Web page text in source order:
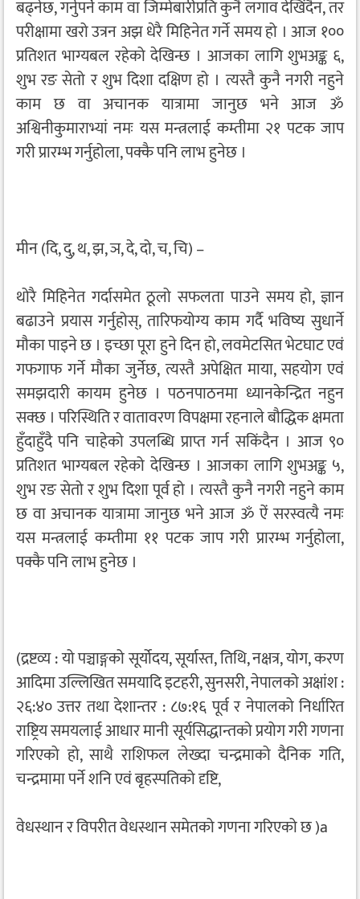
बढ्नेछ, गर्नुपर्ने काम वा जिम्मेबारीप्रति कुनै लगाव देखिंदैन, तर
परीक्षामा खरो उत्रन अझ धेरै मिहिनेत गर्ने समय हो । आज १००
प्रतिशत भाग्यबल रहेको देखिन्छ । आजका लागि शुभअङ्क ६,
शुभ रङ सेतो र शुभ दिशा दक्षिण हो । त्यस्तै कुनै नगरी नहुने
काम छ वा अचानक यात्रामा जानुछ भने आज ॐ
अश्विनीकुमाराभ्यां नमः यस मन्त्रलाई कम्तीमा २१ पटक जाप
गरी प्रारम्भ गर्नुहोला, पक्कै पनि लाभ हुनेछ ।
मीन (दि, दु, थ, झ, ञ, दे, दो, च, चि) –
थोरै मिहिनेत गर्दासमेत ठूलो सफलता पाउने समय हो, ज्ञान
बढाउने प्रयास गर्नुहोस्, तारिफयोग्य काम गर्दै भविष्य सुधार्ने
मौका पाइने छ । इच्छा पूरा हुने दिन हो, लवमेटसित भेटघाट एवं
गफगाफ गर्ने मौका जुर्नेछ, त्यस्तै अपेक्षित माया, सहयोग एवं
समझदारी कायम हुनेछ । पठनपाठनमा ध्यानकेन्द्रित नहुन
सक्छ । परिस्थिति र वातावरण विपक्षमा रहनाले बौद्धिक क्षमता
हुँदाहुँदै पनि चाहेको उपलब्धि प्राप्त गर्न सकिंदैन । आज ९०
प्रतिशत भाग्यबल रहेको देखिन्छ । आजका लागि शुभअङ्क ५,
शुभ रङ सेतो र शुभ दिशा पूर्व हो । त्यस्तै कुनै नगरी नहुने काम
छ वा अचानक यात्रामा जानुछ भने आज ॐ ऐं सरस्वत्यै नमः
यस मन्त्रलाई कम्तीमा ११ पटक जाप गरी प्रारम्भ गर्नुहोला,
पक्कै पनि लाभ हुनेछ ।
(द्रष्टव्य : यो पञ्चाङ्गको सूर्योदय, सूर्यास्त, तिथि, नक्षत्र, योग, करण
आदिमा उल्लिखित समयादि इटहरी, सुनसरी, नेपालको अक्षांश :
२६:४० उत्तर तथा देशान्तर : ८७:१६ पूर्व र नेपालको निर्धारित
राष्ट्रिय समयलाई आधार मानी सूर्यसिद्धान्तको प्रयोग गरी गणना
गरिएको हो, साथै राशिफल लेख्दा चन्द्रमाको दैनिक गति,
चन्द्रमामा पर्ने शनि एवं बृहस्पतिको दृष्टि,
वेधस्थान र विपरीत वेधस्थान समेतको गणना गरिएको छ )a